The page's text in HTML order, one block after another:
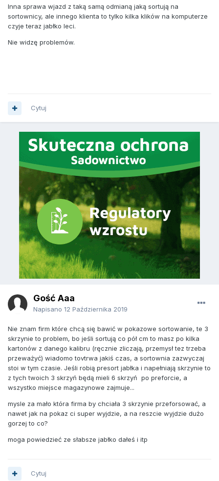
Inna sprawa wjazd z taką samą odmianą jaką sortują na
sortownicy, ale innego klienta to tylko kilka klików na komputerze
czyje teraz jabłko leci.
Nie widzę problemów.
Cytuj
Gość Aaa
Napisano 12 Października 2019
Nie znam firm które chcą się bawić w pokazowe sortowanie, te 3
skrzynie to problem, bo jeśli sortują co pół cm to masz po kilka
kartonów z danego kalibru (ręcznie zliczają, przemysł tez trzeba
przeważyć) wiadomo tovtrwa jakiś czas, a sortownia zazwyczaj
stoi w tym czasie. Jeśli robią presort jabłka i napełniają skrzynie to
z tych twoich 3 skrzyń będą mieli 6 skrzyń po preforcie, a
wszystko miejsce magazynowe zajmuje...
mysle za mało która firma by chciała 3 skrzynie przeforsować, a
nawet jak na pokaz ci super wyjdzie, a na reszcie wyjdzie dużo
gorzej to co?
moga powiedzieć ze słabsze jabłko dałeś i itp
Cytuj